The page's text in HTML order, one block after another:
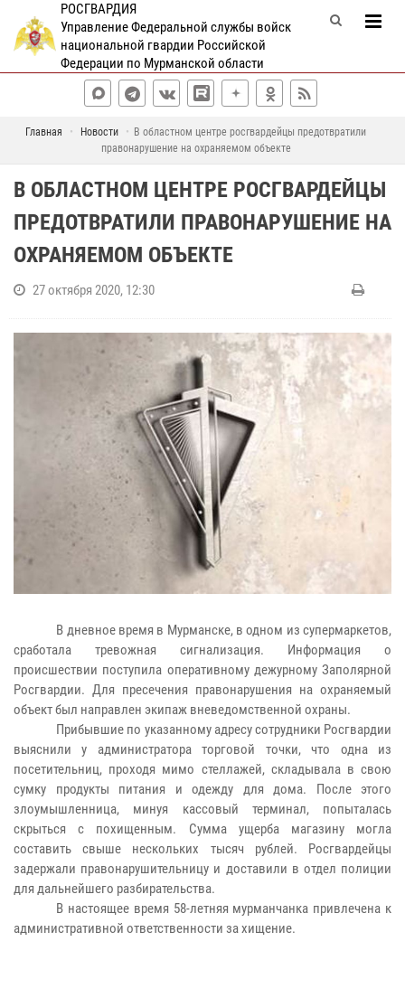
РОСГВАРДИЯ
Управление Федеральной службы войск
национальной гвардии Российской
Федерации по Мурманской области
Главная Новости
В областном центре росгвардейцы предотвратили
правонарушение на охраняемом объекте
В ОБЛАСТНОМ ЦЕНТРЕ РОСГВАРДЕЙЦЫ
ПРЕДОТВРАТИЛИ ПРАВОНАРУШЕНИЕ НА
ОХРАНЯЕМОМ ОБЪЕКТЕ
27 октября 2020, 12:30
В дневное время в Мурманске, в одном из супермаркетов,
сработала тревожная сигнализация. Информация о
происшествии поступила оперативному дежурному Заполярной
Росгвардии. Для пресечения правонарушения на охраняемый
объект был направлен экипаж вневедомственной охраны.
Прибывшие по указанному адресу сотрудники Росгвардии
выяснили у администратора торговой точки, что одна из
посетительниц, проходя мимо стеллажей, складывала в свою
сумку продукты питания и одежду для дома. После этого
злоумышленница, минуя кассовый терминал, попыталась
скрыться с похищенным. Сумма ущерба магазину могла
составить свыше нескольких тысяч рублей. Росгвардейцы
задержали правонарушительницу и доставили в отдел полиции
для дальнейшего разбирательства.
В настоящее время 58-летняя мурманчанка привлечена к
административной ответственности за хищение.